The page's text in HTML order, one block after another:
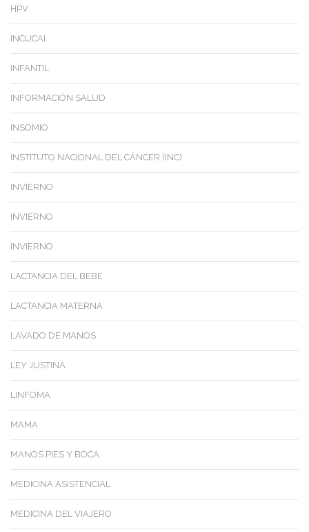
HPV
INCUCAI
INFANTIL
INFORMACIÓN SALUD
INSOMIO
INSTITUTO NACIONAL DEL CÁNCER (INC)
INVIERNO
INVIERNO
INVIERNO
LACTANCIA DEL BEBE
LACTANCIA MATERNA
LAVADO DE MANOS
LEY JUSTINA
LINFOMA
MAMA
MANOS PIES Y BOCA
MEDICINA ASISTENCIAL
MEDICINA DEL VIAJERO